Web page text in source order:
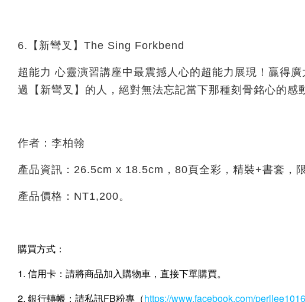
6.【新彎叉】The Sing Forkbend
超能力 心靈演習講座中最震撼人心的超能力展現！贏得
過【新彎叉】的人，絕對無法忘記當下那種刻骨銘心的感
作者：李柏翰
產品資訊：26.5cm x 18.5cm，80頁全彩，精裝+書套，限
產品價格：NT1,200。
購買方式：
1. 信用卡：請將商品加入購物車，直接下單購買。
2. 銀行轉帳：請私訊FB粉專（https://www.facebook.com/perllee1016